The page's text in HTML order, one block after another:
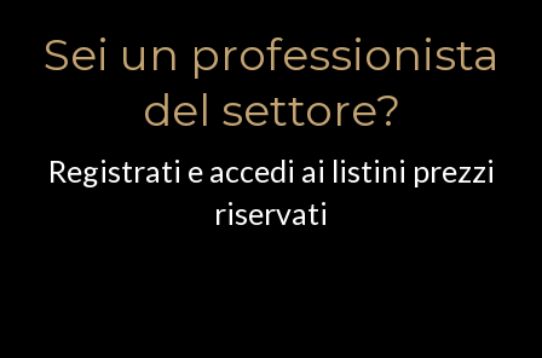
Sei un professionista
del settore?
Registrati e accedi ai listini prezzi
riservati